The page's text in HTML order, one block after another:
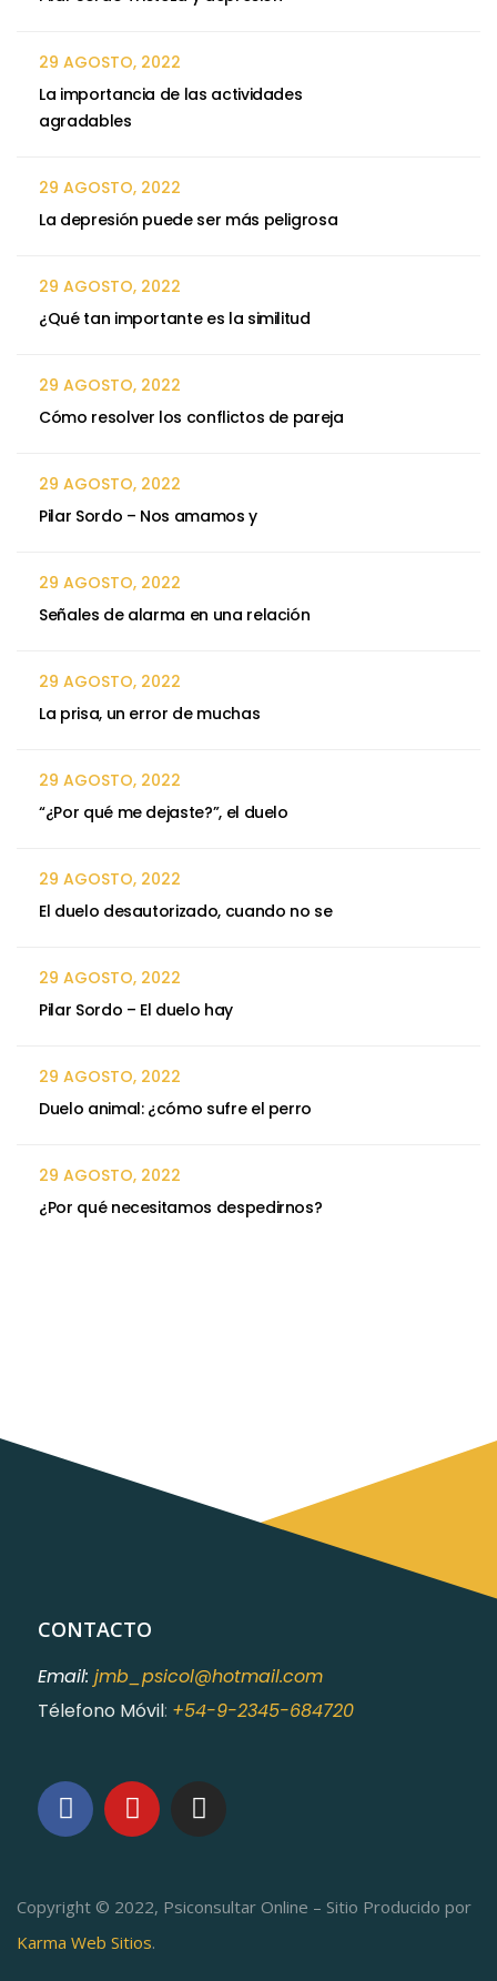
29 AGOSTO, 2022
La importancia de las actividades
agradables
29 AGOSTO, 2022
La depresión puede ser más peligrosa
29 AGOSTO, 2022
¿Qué tan importante es la similitud
29 AGOSTO, 2022
Cómo resolver los conflictos de pareja
29 AGOSTO, 2022
Pilar Sordo – Nos amamos y
29 AGOSTO, 2022
Señales de alarma en una relación
29 AGOSTO, 2022
La prisa, un error de muchas
29 AGOSTO, 2022
“¿Por qué me dejaste?”, el duelo
29 AGOSTO, 2022
El duelo desautorizado, cuando no se
29 AGOSTO, 2022
Pilar Sordo – El duelo hay
29 AGOSTO, 2022
Duelo animal: ¿cómo sufre el perro
29 AGOSTO, 2022
¿Por qué necesitamos despedirnos?
CONTACTO
Email: jmb_psicol@hotmail.com
Télefono Móvil: +54-9-2345-684720
Copyright © 2022, Psiconsultar Online – Sitio Producido por
Karma Web Sitios.